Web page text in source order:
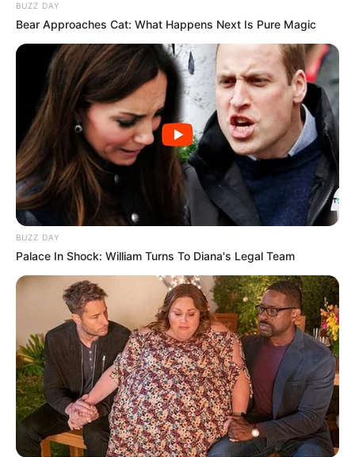
PRÓXIMA MATÉRIA
Câmara aprovou alteração na
Lei de Responsabilidade fiscal
e abre as portas para
terceirizações.
PUBLICAÇÃO RECENTE
Instituições públicas reagem
contra a ampliação da
terceirização no Brasil.
FAÇA O SEU COMENTÁRIO AQUI!
FALE CONOSCO
Nome
E-mail*
Mensagem*
BUSCAR
BUZZ DAY
Bear Approaches Cat: What Happens Next Is Pure Magic
BUZZ DAY
Palace In Shock: William Turns To Diana's Legal Team